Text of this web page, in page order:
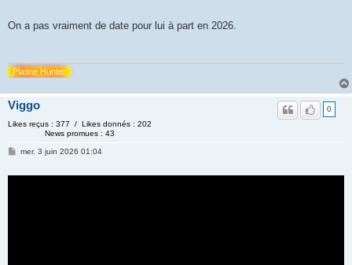
On a pas vraiment de date pour lui à part en 2026.
Platine Hunter
Viggo
Likes reçus : 377 / Likes donnés : 202
News promues : 43
0
mer. 3 juin 2026 01:04